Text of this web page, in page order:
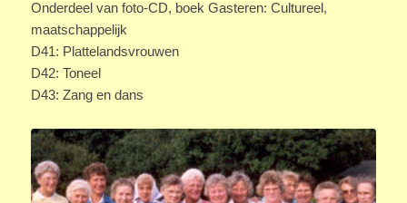
Onderdeel van foto-CD, boek Gasteren: Cultureel,
maatschappelijk
D41: Plattelandsvrouwen
D42: Toneel
D43: Zang en dans